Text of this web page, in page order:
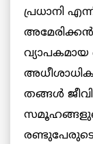
പ്രധാനി
തങ്ങള്‍